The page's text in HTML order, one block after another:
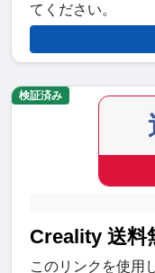
てください。
Creality 送料
このリンクを使用
検証済み